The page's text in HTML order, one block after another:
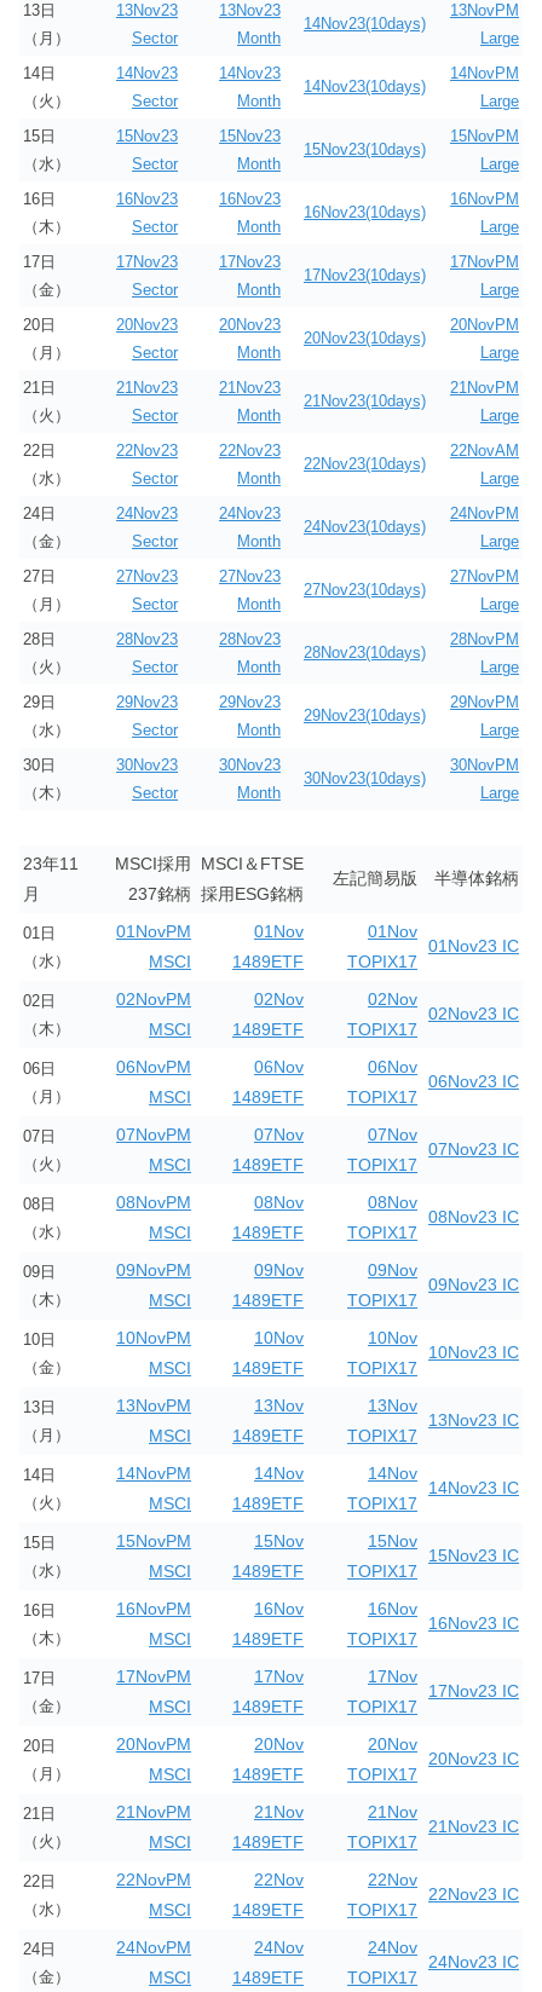
13日
（月）
13Nov23
Sector
13Nov23
Month
14Nov23(10days)
13NovPM
Large
14日
（火）
14Nov23
Sector
14Nov23
Month
14Nov23(10days)
14NovPM
Large
15日
（水）
15Nov23
Sector
15Nov23
Month
15Nov23(10days)
15NovPM
Large
16日
（木）
16Nov23
Sector
16Nov23
Month
16Nov23(10days)
16NovPM
Large
17日
（金）
17Nov23
Sector
17Nov23
Month
17Nov23(10days)
17NovPM
Large
20日
（月）
20Nov23
Sector
20Nov23
Month
20Nov23(10days)
20NovPM
Large
21日
（火）
21Nov23
Sector
21Nov23
Month
21Nov23(10days)
21NovPM
Large
22日
（水）
22Nov23
Sector
22Nov23
Month
22Nov23(10days)
22NovAM
Large
24日
（金）
24Nov23
Sector
24Nov23
Month
24Nov23(10days)
24NovPM
Large
27日
（月）
27Nov23
Sector
27Nov23
Month
27Nov23(10days)
27NovPM
Large
28日
（火）
28Nov23
Sector
28Nov23
Month
28Nov23(10days)
28NovPM
Large
29日
（水）
29Nov23
Sector
29Nov23
Month
29Nov23(10days)
29NovPM
Large
30日
（木）
30Nov23
Sector
30Nov23
Month
30Nov23(10days)
30NovPM
Large
23年11
月
MSCI採用
237銘柄
MSCI＆FTSE
採用ESG銘柄
左記簡易版 半導体銘柄
01日
（水）
01NovPM
MSCI
01Nov
1489ETF
01Nov
TOPIX17
01Nov23 IC
02日
（木）
02NovPM
MSCI
02Nov
1489ETF
02Nov
TOPIX17
02Nov23 IC
06日
（月）
06NovPM
MSCI
06Nov
1489ETF
06Nov
TOPIX17
06Nov23 IC
07日
（火）
07NovPM
MSCI
07Nov
1489ETF
07Nov
TOPIX17
07Nov23 IC
08日
（水）
08NovPM
MSCI
08Nov
1489ETF
08Nov
TOPIX17
08Nov23 IC
09日
（木）
09NovPM
MSCI
09Nov
1489ETF
09Nov
TOPIX17
09Nov23 IC
10日
（金）
10NovPM
MSCI
10Nov
1489ETF
10Nov
TOPIX17
10Nov23 IC
13日
（月）
13NovPM
MSCI
13Nov
1489ETF
13Nov
TOPIX17
13Nov23 IC
14日
（火）
14NovPM
MSCI
14Nov
1489ETF
14Nov
TOPIX17
14Nov23 IC
15日
（水）
15NovPM
MSCI
15Nov
1489ETF
15Nov
TOPIX17
15Nov23 IC
16日
（木）
16NovPM
MSCI
16Nov
1489ETF
16Nov
TOPIX17
16Nov23 IC
17日
（金）
17NovPM
MSCI
17Nov
1489ETF
17Nov
TOPIX17
17Nov23 IC
20日
（月）
20NovPM
MSCI
20Nov
1489ETF
20Nov
TOPIX17
20Nov23 IC
21日
（火）
21NovPM
MSCI
21Nov
1489ETF
21Nov
TOPIX17
21Nov23 IC
22日
（水）
22NovPM
MSCI
22Nov
1489ETF
22Nov
TOPIX17
22Nov23 IC
24日
（金）
24NovPM
MSCI
24Nov
1489ETF
24Nov
TOPIX17
24Nov23 IC